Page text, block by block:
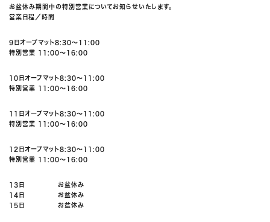
お盆休み期間中の特別営業についてお知らせいたします。
営業日程／時間
9日オープマット8:30〜11:00
特別営業 11:00〜16:00
10日オープマット8:30〜11:00
特別営業 11:00〜16:00
11日オープマット8:30〜11:00
特別営業 11:00〜16:00
12日オープマット8:30〜11:00
特別営業 11:00〜16:00
13日 お盆休み
14日 お盆休み
15日 お盆休み